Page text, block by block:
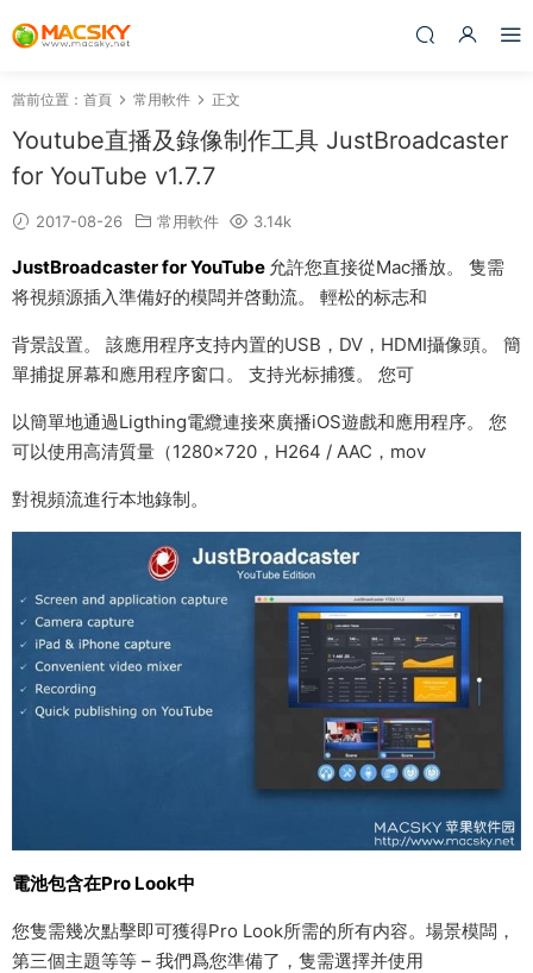
當前位置： 首頁 常用軟件 正文
Youtube直播及錄像制作工具 JustBroadcaster
for YouTube v1.7.7
2017-08-26 常用軟件 3.14k
JustBroadcaster for YouTube 允許您直接從Mac播放。 隻需
将視頻源插入準備好的模闆并啓動流。 輕松的标志和
背景設置。 該應用程序支持内置的USB，DV，HDMI攝像頭。 簡
單捕捉屏幕和應用程序窗口。 支持光标捕獲。 您可
以簡單地通過Ligthing電纜連接來廣播iOS遊戲和應用程序。 您
可以使用高清質量（1280×720，H264 / AAC，mov
對視頻流進行本地錄制。
電池包含在Pro Look中
您隻需幾次點擊即可獲得Pro Look所需的所有内容。場景模闆，
第三個主題等等 – 我們爲您準備了，隻需選擇并使用